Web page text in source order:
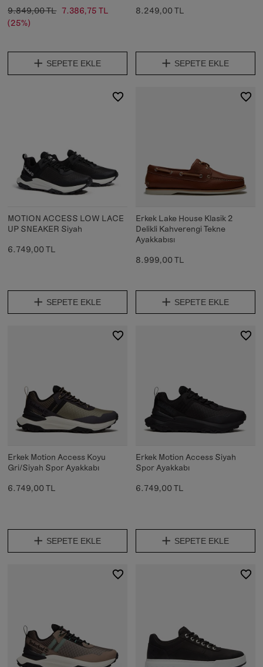
9.849,00 TL 7.386,75 TL
(25%)
SEPETE EKLE
8.249,00 TL
SEPETE EKLE
MOTION ACCESS LOW LACE
UP SNEAKER Siyah
6.749,00 TL
SEPETE EKLE
Erkek Lake House Klasik 2
Delikli Kahverengi Tekne
Ayakkabısı
8.999,00 TL
SEPETE EKLE
Erkek Motion Access Koyu
Gri/Siyah Spor Ayakkabı
6.749,00 TL
SEPETE EKLE
Erkek Motion Access Siyah
Spor Ayakkabı
6.749,00 TL
SEPETE EKLE